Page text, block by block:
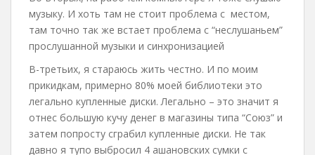
музыку. И хоть там не стоит проблема с местом,
там точно так же встает проблема с “неслушаньем”
прослушанной музыки и синхронизацией
В-третьих, я стараюсь жить честно. И по моим
прикидкам, примерно 80% моей библиотеки это
легально купленные диски. Легально – это значит я
отнес большую кучу денег в магазины типа “Союз” и
затем попросту сграбил купленные диски. Не так
давно я тупо выбросил 4 ашановских сумки с